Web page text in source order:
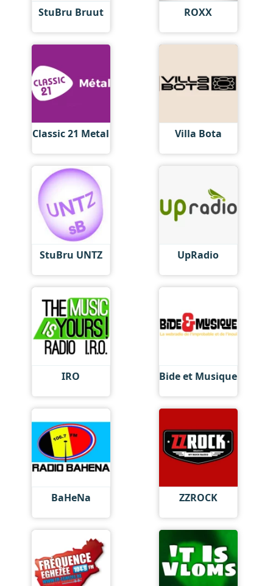
StuBru Bruut ROXX
Classic 21 Metal Villa Bota
StuBru UNTZ UpRadio
IRO Bide et Musique
BaHeNa ZZROCK